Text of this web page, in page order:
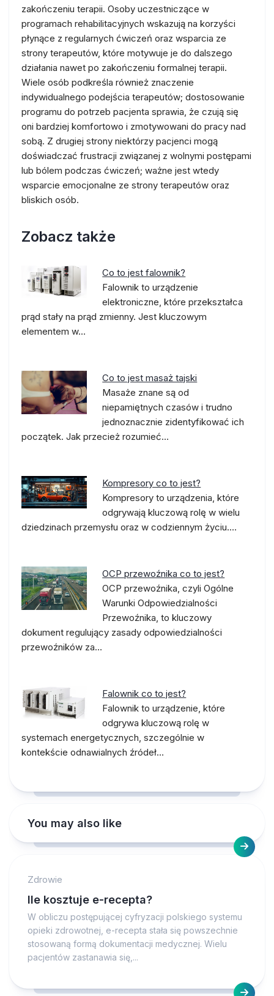
zakończeniu terapii. Osoby uczestniczące w
programach rehabilitacyjnych wskazują na korzyści
płynące z regularnych ćwiczeń oraz wsparcia ze
strony terapeutów, które motywuje je do dalszego
działania nawet po zakończeniu formalnej terapii.
Wiele osób podkreśla również znaczenie
indywidualnego podejścia terapeutów; dostosowanie
programu do potrzeb pacjenta sprawia, że czują się
oni bardziej komfortowo i zmotywowani do pracy nad
sobą. Z drugiej strony niektórzy pacjenci mogą
doświadczać frustracji związanej z wolnymi postępami
lub bólem podczas ćwiczeń; ważne jest wtedy
wsparcie emocjonalne ze strony terapeutów oraz
bliskich osób.
Zobacz także
Co to jest falownik?
Falownik to urządzenie
elektroniczne, które przekształca
prąd stały na prąd zmienny. Jest kluczowym
elementem w…
Co to jest masaż tajski
Masaże znane są od
niepamiętnych czasów i trudno
jednoznacznie zidentyfikować ich
początek. Jak przecież rozumieć…
Kompresory co to jest?
Kompresory to urządzenia, które
odgrywają kluczową rolę w wielu
dziedzinach przemysłu oraz w codziennym życiu.…
OCP przewoźnika co to jest?
OCP przewoźnika, czyli Ogólne
Warunki Odpowiedzialności
Przewoźnika, to kluczowy
dokument regulujący zasady odpowiedzialności
przewoźników za…
Falownik co to jest?
Falownik to urządzenie, które
odgrywa kluczową rolę w
systemach energetycznych, szczególnie w
kontekście odnawialnych źródeł…
You may also like
Zdrowie
Ile kosztuje e-recepta?
W obliczu postępującej cyfryzacji polskiego systemu
opieki zdrowotnej, e-recepta stała się powszechnie
stosowaną formą dokumentacji medycznej. Wielu
pacjentów zastanawia się,...